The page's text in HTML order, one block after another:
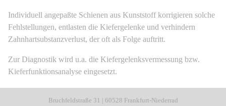
Individuell angepaßte Schienen aus Kunststoff korrigieren solche
Fehlstellungen, entlasten die Kiefergelenke und verhindern
Zahnhartsubstanzverlust, der oft als Folge auftritt.
Zur Diagnostik wird u.a. die Kiefergelenksvermessung bzw.
Kieferfunktionsanalyse eingesetzt.
Bruchfeldstraße 31 | 60528 Frankfurt-Niederrad